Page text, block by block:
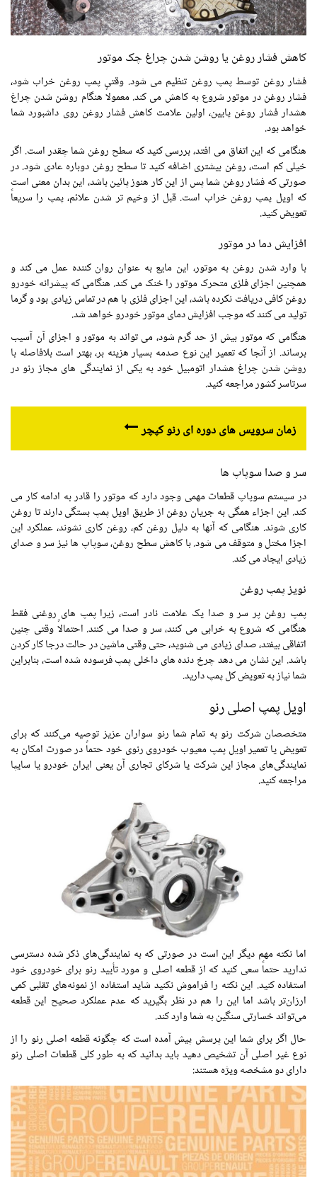
کاهش فشار روغن یا روشن شدن چراغ چک موتور
فشار روغن توسط پمپ روغن تنظیم می شود. وقتی پمپ روغن خراب شود،
فشار روغن در موتور شروع به کاهش می کند. معمولاً هنگام روشن شدن چراغ
هشدار فشار روغن پایین، اولین علامت کاهش فشار روغن روی داشبورد شما
خواهد بود.
هنگامی که این اتفاق می افتد، بررسی کنید که سطح روغن شما چقدر است. اگر
خیلی کم است، روغن بیشتری اضافه کنید تا سطح روغن دوباره عادی شود. در
صورتی که فشار روغن شما پس از این کار هنوز پائین باشد، این بدان معنی است
که اویل پمپ روغن خراب است. قبل از وخیم تر شدن علائم، پمپ را سریعاً
تعویض کنید.
افزایش دما در موتور
با وارد شدن روغن به موتور، این مایع به عنوان روان کننده عمل می کند و
همچنین اجزای فلزی متحرک موتور را خنک می کند. هنگامی که پیشرانه خودرو
روغن کافی دریافت نکرده باشد، این اجزای فلزی با هم در تماس زیادی بود و گرما
تولید می کنند که موجب افزایش دمای موتور خودرو خواهد شد.
هنگامی که موتور بیش از حد گرم شود، می تواند به موتور و اجزای آن آسیب
برساند. از آنجا که تعمیر این نوع صدمه بسیار هزینه بر، بهتر است بلافاصله با
روشن شدن چراغ هشدار اتومبیل خود به یکی از نمایندگی های مجاز رنو در
سرتاسر کشور مراجعه کنید.
زمان سرویس های دوره ای رنو کپچر
سر و صدا سوپاپ ها
در سیستم سوپاپ قطعات مهمی وجود دارد که موتور را قادر به ادامه کار می
کند. این اجزاء همگی به جریان روغن از طریق اویل پمپ بستگی دارند تا روغن
کاری شوند. هنگامی که آنها به دلیل روغن کم، روغن کاری نشوند، عملکرد این
اجزا مختل و متوقف می شود. با کاهش سطح روغن، سوپاپ ها نیز سر و صدای
زیادی ایجاد می کند.
نویز پمپ روغن
پمپ روغن پر سر و صدا یک علامت نادر است، زیرا پمپ های روغنی فقط
هنگامی که شروع به خرابی می کنند، سر و صدا می کنند. احتمالاً وقتی چنین
اتفاقی بیفتد، صدای زیادی می شنوید، حتی وقتی ماشین در حالت درجا کار کردن
باشد. این نشان می دهد چرخ دنده های داخلی پمپ فرسوده شده است، بنابراین
شما نیاز به تعویض کل پمپ دارید.
اویل پمپ اصلی رنو
متخصصان شرکت رنو به تمام شما رنو سواران عزیز توصیه می‌کنند که برای
تعویض یا تعمیر اویل پمپ معیوب خودروی رنوی خود حتماً در صورت امکان به
نمایندگی‌های مجاز این شرکت یا شرکای تجاری آن یعنی ایران خودرو یا سایپا
مراجعه کنید.
اما نکته مهم دیگر این است در صورتی که به نمایندگی‌های ذکر شده دسترسی
ندارید حتماً سعی کنید که از قطعه اصلی و مورد تأیید رنو برای خودروی خود
استفاده کنید. این نکته را فراموش نکنید شاید استفاده از نمونه‌های تقلبی کمی
ارزان‌تر باشد اما این را هم در نظر بگیرید که عدم عملکرد صحیح این قطعه
می‌تواند خسارتی سنگین به شما وارد کند.
حال اگر برای شما این پرسش پیش آمده است که چگونه قطعه اصلی رنو را از
نوع غیر اصلی آن تشخیص دهید باید بدانید که به طور کلی قطعات اصلی رنو
دارای دو مشخصه ویژه هستند: